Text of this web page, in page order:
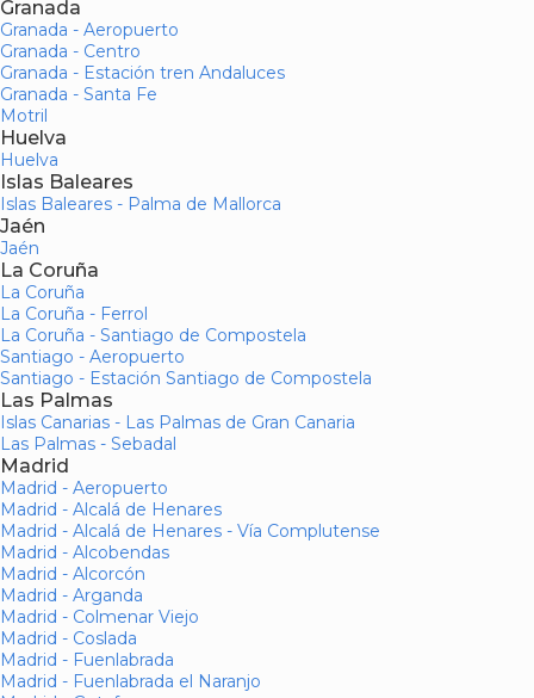
Granada
Granada - Aeropuerto
Granada - Centro
Granada - Estación tren Andaluces
Granada - Santa Fe
Motril
Huelva
Huelva
Islas Baleares
Islas Baleares - Palma de Mallorca
Jaén
Jaén
La Coruña
La Coruña
La Coruña - Ferrol
La Coruña - Santiago de Compostela
Santiago - Aeropuerto
Santiago - Estación Santiago de Compostela
Las Palmas
Islas Canarias - Las Palmas de Gran Canaria
Las Palmas - Sebadal
Madrid
Madrid - Aeropuerto
Madrid - Alcalá de Henares
Madrid - Alcalá de Henares - Vía Complutense
Madrid - Alcobendas
Madrid - Alcorcón
Madrid - Arganda
Madrid - Colmenar Viejo
Madrid - Coslada
Madrid - Fuenlabrada
Madrid - Fuenlabrada el Naranjo